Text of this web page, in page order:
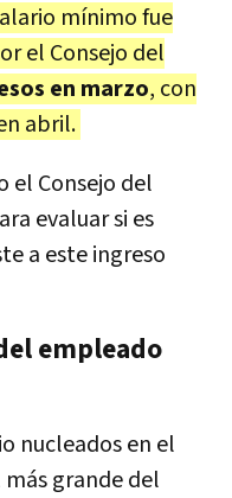
mínimo fue
el Consejo del
en marzo, con
abril.
el Consejo del
evaluar si es
a este ingreso
empleado
nucleados en el
más grande del